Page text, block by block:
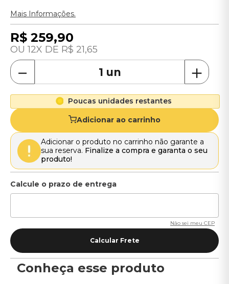
Mais Informações.
R$ 259,90
12 R$ 21,65
＋
－
Poucas unidades restantes
Adicionar ao carrinho
Adicionar o produto no carrinho não garante a
sua reserva. Finalize a compra e garanta o seu
produto!
Não sei meu CEP
Conheça esse produto